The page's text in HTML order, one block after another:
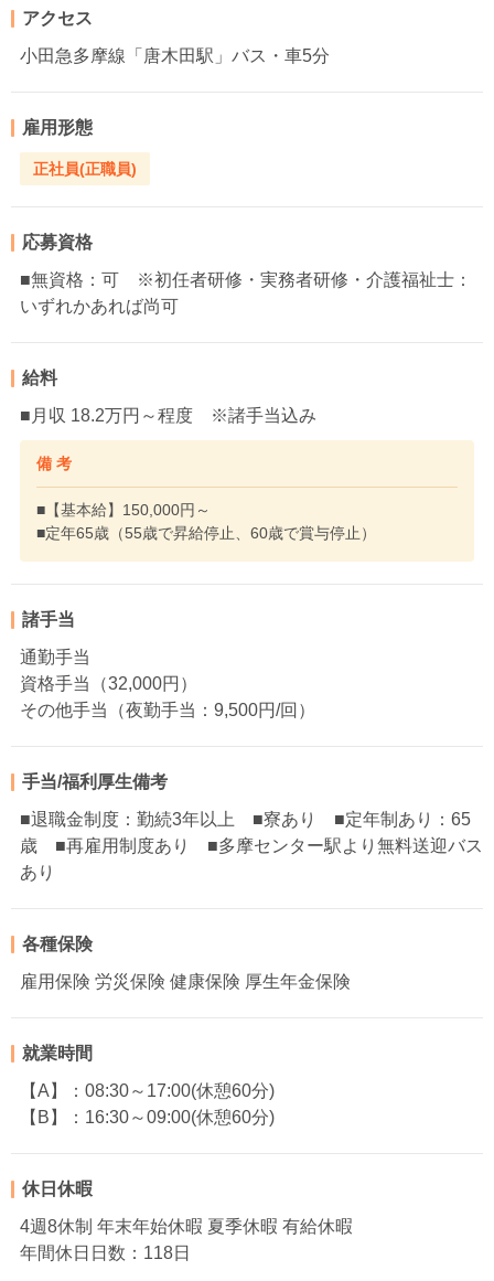
アクセス
小田急多摩線「唐木田駅」バス・車5分
雇用形態
正社員(正職員)
応募資格
■無資格：可 ※初任者研修・実務者研修・介護福祉士：
いずれかあれば尚可
給料
■月収 18.2万円～程度 ※諸手当込み
備 考
■【基本給】150,000円～
■定年65歳（55歳で昇給停止、60歳で賞与停止）
諸手当
通勤手当
資格手当（32,000円）
その他手当（夜勤手当：9,500円/回）
手当/福利厚生備考
■退職金制度：勤続3年以上 ■寮あり ■定年制あり：65
歳 ■再雇用制度あり ■多摩センター駅より無料送迎バス
あり
各種保険
雇用保険 労災保険 健康保険 厚生年金保険
就業時間
【A】：08:30～17:00(休憩60分)
【B】：16:30～09:00(休憩60分)
休日休暇
4週8休制 年末年始休暇 夏季休暇 有給休暇
年間休日日数：118日